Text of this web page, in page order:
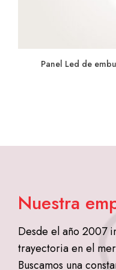
Panel Led de
Nuestra
Desde el año 2007
trayectoria en el
Buscamos una